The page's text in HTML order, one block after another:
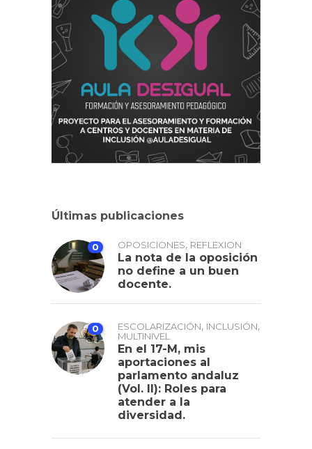
Últimas publicaciones
0 OPOSICIONES, REFLEXION
La nota de la oposición
no define a un buen
docente.
0 ESCOLARIZACIÓN, INCLUSIÓN,
MULTINIVEL
En el 17-M, mis
aportaciones al
parlamento andaluz
(Vol. II): Roles para
atender a la
diversidad.